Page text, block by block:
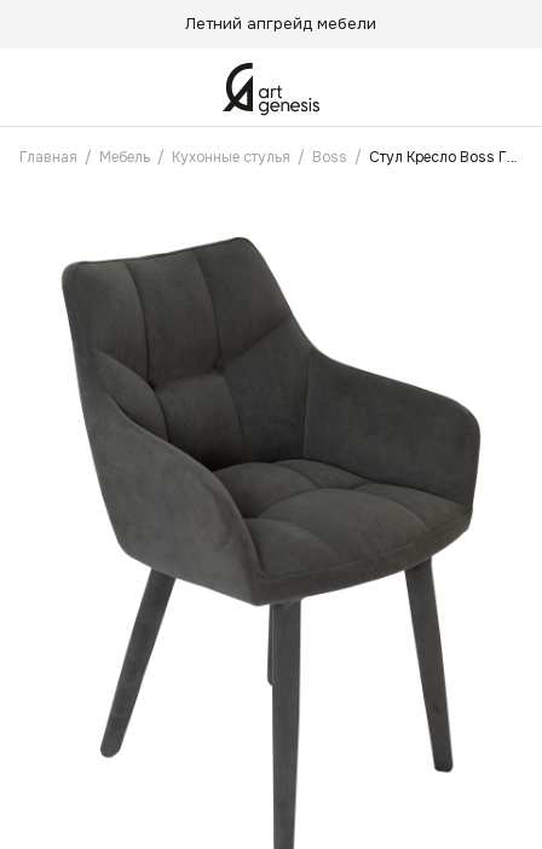
Летний апгрейд мебели
Главная / Мебель / Кухонные стулья / Boss / Стул Кресло Boss Графит Антикоготь